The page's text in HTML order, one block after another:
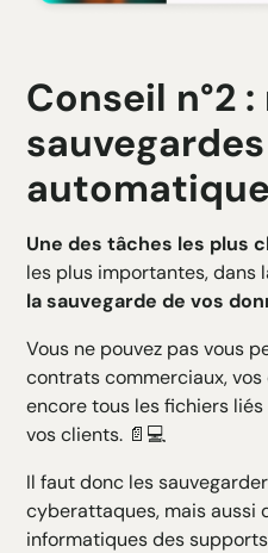
Conseil n°2
automatique
Une des tâches les plus
les plus importantes, dans
la sauvegarde de vos
Vous ne pouvez pas vous
contrats commerciaux,
encore tous les fichiers
vos clients. 📄💻
Il faut donc les
cyberattaques, mais aussi
informatiques des